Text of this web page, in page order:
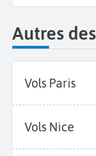
Autres
Vols Paris
Vols Nice